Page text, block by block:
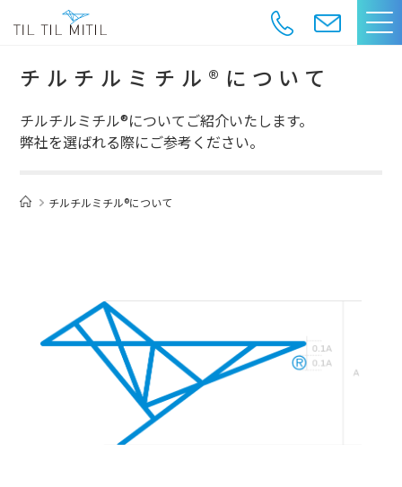
チルチルミチル®について
チルチルミチル®についてご紹介いたします。
弊社を選ばれる際にご参考ください。
チルチルミチル®について